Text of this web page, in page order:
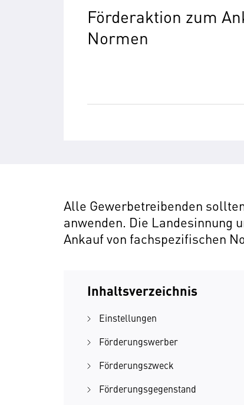
Förderaktion zum
Normen
Alle Gewerbetreibenden
anwenden. Die Landesinnung
Ankauf von fachspezifischen
Inhaltsverzeichnis
Einstellungen
Förderungswerber
Förderungszweck
Förderungsgegenstand